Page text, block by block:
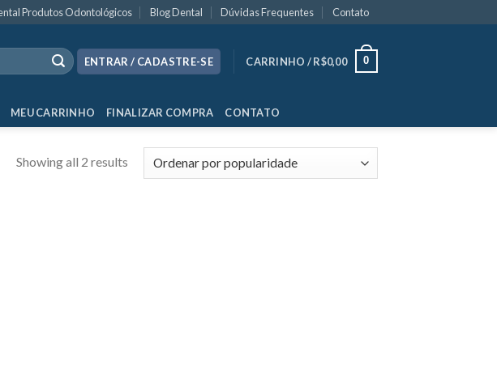
Produtos Odontológicos Blog Dental Dúvidas Frequentes Contato
ENTRAR / CADASTRE-SE CARRINHO /R$0,00 0
MEU CARRINHO FINALIZAR COMPRA CONTATO
Showing all 2 results